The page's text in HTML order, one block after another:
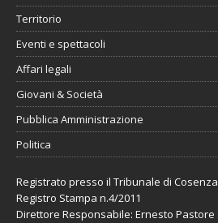
Territorio
Eventi e spettacoli
Affari legali
Giovani & Società
Pubblica Amministrazione
Politica
Registrato presso il Tribunale di Cosenza
Registro Stampa n.4/2011
Direttore Responsabile: Ernesto Pastore